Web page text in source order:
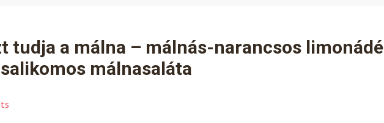
tudja a málna – málnás-narancsos limonádé
málnasaláta